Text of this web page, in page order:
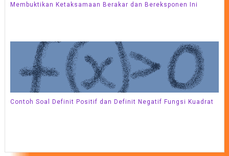
Membuktikan Ketaksamaan Berakar dan Bereksponen Ini
Contoh Soal Definit Positif dan Definit Negatif Fungsi Kuadrat